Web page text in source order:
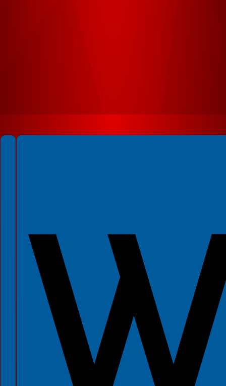
Spełniamy standardy WCAG 2.2
Spełniamy standardy W3C